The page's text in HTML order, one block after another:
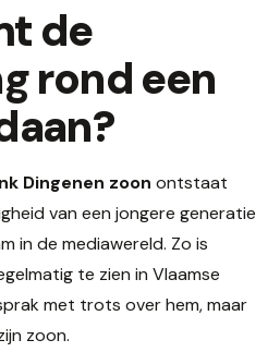
de
rond een
Dingenen zoon ontstaat
van een jongere generatie
in de mediawereld. Zo is
te zien in Vlaamse
met trots over hem, maar
zoon.